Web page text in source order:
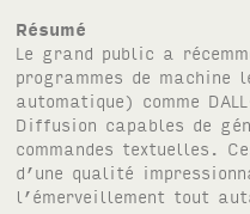
Résumé
Le grand public a
programmes de machine
automatique) comme
Diffusion capables de
commandes textuelles.
d’une qualité
l’émerveillement tout